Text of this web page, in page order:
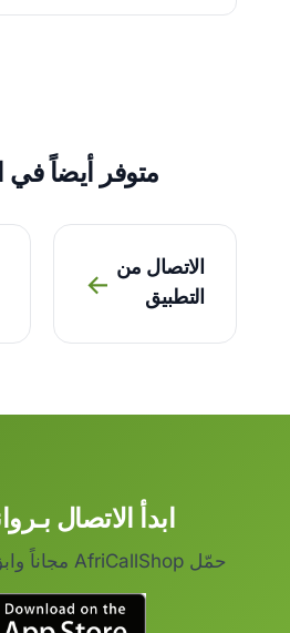
متوفر أيضاً في
الاتصال من
التطبيق
→
ابدأ الاتصال
حمّل AfriCallShop مجاناً وابقَ قريباً من أحبائك.